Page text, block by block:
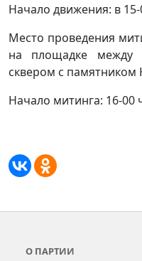
Начало движения: в 15-
Место проведения
на площадке между
сквером с памятником
Начало митинга: 16-00
О ПАРТИИ